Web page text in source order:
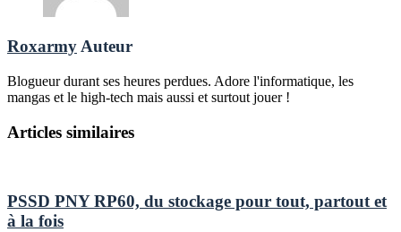
RoxarmyAuteur
Blogueur durant ses heures perdues. Adore l'informatique, les
mangas et le high-tech mais aussi et surtout jouer !
Articles similaires
PSSD PNY RP60, du stockage pour tout, partout et
à la fois